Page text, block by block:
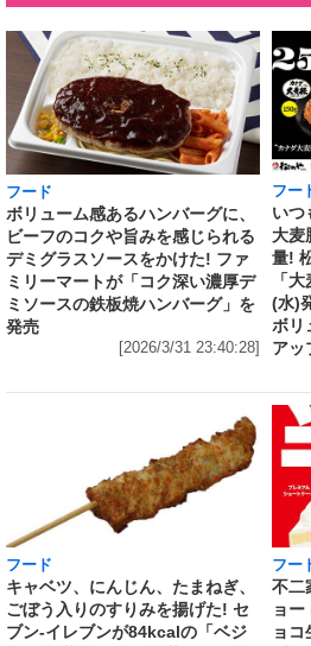
フード
ボリューム感あるハンバーグに、
ビーフのコクや旨みを感じられる
デミグラスソースをかけた! ファ
ミリーマートが「コク深い濃厚デ
ミソースの鉄板焼ハンバーグ」を
発売
[2026/3/31 23:40:28]
フー
いつ
大麦
量!
「
(水)
ボリ
アッ
フード
キャベツ、にんじん、たまねぎ、
ごぼう入りのすりみを揚げた! セ
ブン‐イレブンが84kcalの「ベジ
フー
不二
ョ
ョ